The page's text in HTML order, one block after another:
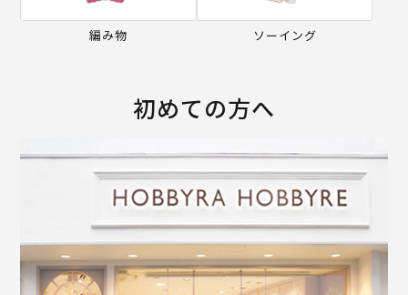
編み物 ソーイング
初めての方へ